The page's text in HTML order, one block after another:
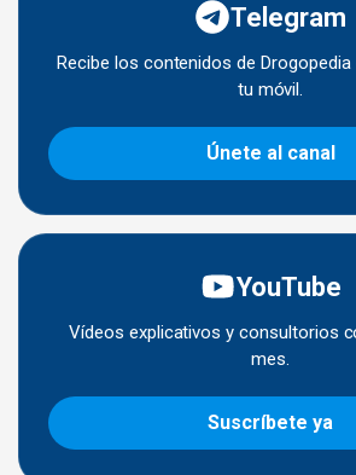
Telegram
Recibe los contenidos de
tu móvil.
Únete al canal
YouTube
Vídeos explicativos y consultorios
mes.
Suscríbete ya